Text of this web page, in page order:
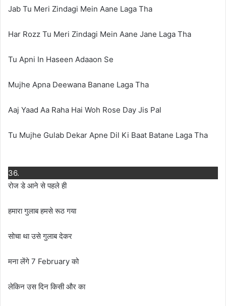
Jab Tu Meri Zindagi Mein Aane Laga Tha
Har Rozz Tu Meri Zindagi Mein Aane Jane Laga Tha
Tu Apni In Haseen Adaaon Se
Mujhe Apna Deewana Banane Laga Tha
Aaj Yaad Aa Raha Hai Woh Rose Day Jis Pal
Tu Mujhe Gulab Dekar Apne Dil Ki Baat Batane Laga Tha
36.
रोज डे आने से पहले ही
हमारा गुलाब हमसे रूठ गया
सोचा था उसे गुलाब देकर
मना लेंगे 7 February को
लेकिन उस दिन किसी और का